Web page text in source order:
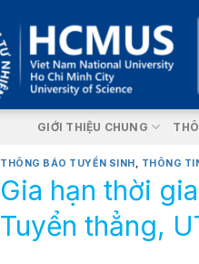
GIỚI THIỆU CHUNG
THÔNG BÁO TUYỂN SINH, THÔNG
Gia hạn thời
Tuyển thẳng,